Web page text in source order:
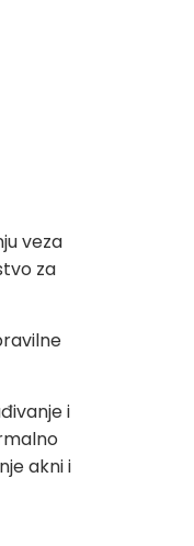
veza
za
i
akni i